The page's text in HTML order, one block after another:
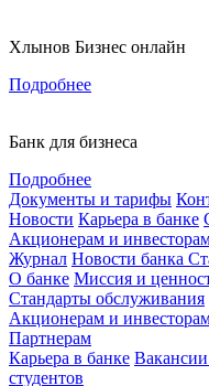
Хлынов Бизнес онлайн
Подробнее
Банк для бизнеса
Подробнее
Документы и тарифы
Новости Карьера в банке
Акционерам и
Журнал Новости банка
О банке Миссия и
Стандарты обслуживания
Акционерам и
Партнерам
Карьера в банке
студентов